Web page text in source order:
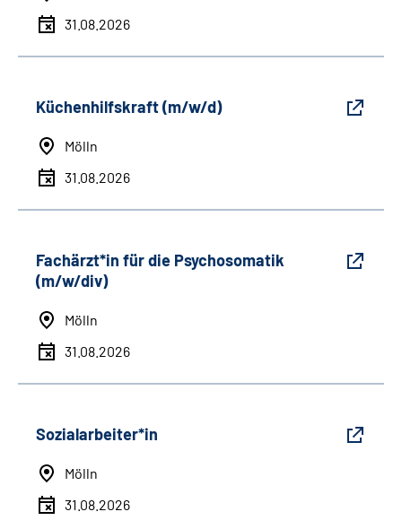
31.08.2026
Küchenhilfskraft (m/w/d)
Mölln
31.08.2026
Fachärzt*in für die Psychosomatik
(m/w/div)
Mölln
31.08.2026
Sozialarbeiter*in
Mölln
31.08.2026